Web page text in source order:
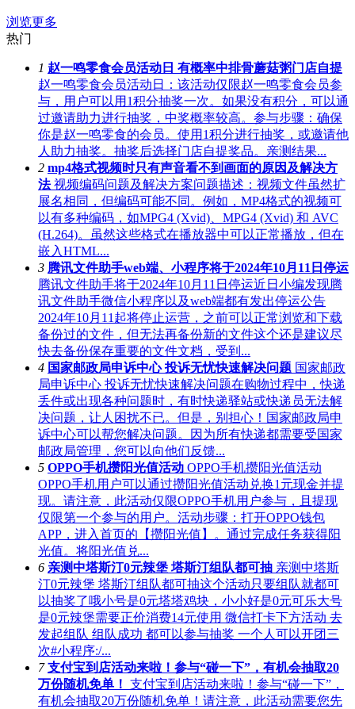
浏览更多
热门
1 赵一鸣零食会员活动日 有概率中排骨蘑菇粥门店自提
赵一鸣零食会员活动日：该活动仅限赵一鸣零食会员参
与，用户可以用1积分抽奖一次。如果没有积分，可以通
过邀请助力进行抽奖，中奖概率较高。参与步骤：确保
你是赵一鸣零食的会员。使用1积分进行抽奖，或邀请他
人助力抽奖。抽奖后选择门店自提奖品。亲测结果...
2 mp4格式视频时只有声音看不到画面的原因及解决方
法视频编码问题及解决方案问题描述：视频文件虽然扩
展名相同，但编码可能不同。例如，MP4格式的视频可
以有多种编码，如MPG4 (Xvid)、MPG4 (Xvid) 和 AVC
(H.264)。虽然这些格式在播放器中可以正常播放，但在
嵌入HTML...
3 腾讯文件助手web端、小程序将于2024年10月11日停运
腾讯文件助手将于2024年10月11日停运近日小编发现腾
讯文件助手微信小程序以及web端都有发出停运公告
2024年10月11起将停止运营，之前可以正常浏览和下载
备份过的文件，但无法再备份新的文件这个还是建议尽
快去备份保存重要的文件文档，受到...
4 国家邮政局申诉中心 投诉无忧快速解决问题 国家邮政
局申诉中心 投诉无忧快速解决问题在购物过程中，快递
丢件或出现各种问题时，有时快递驿站或快递员无法解
决问题，让人困扰不已。但是，别担心！国家邮政局申
诉中心可以帮您解决问题。因为所有快递都需要受国家
邮政局管理，您可以向他们反馈...
5 OPPO手机攒阳光值活动 OPPO手机攒阳光值活动
OPPO手机用户可以通过攒阳光值活动兑换1元现金并提
现。请注意，此活动仅限OPPO手机用户参与，且提现
仅限第一个参与的用户。活动步骤：打开OPPO钱包
APP，进入首页的【攒阳光值】。通过完成任务获得阳
光值。将阳光值兑...
6 亲测中塔斯汀0元辣堡 塔斯汀组队都可抽 亲测中塔斯
汀0元辣堡 塔斯汀组队都可抽这个活动只要组队就都可
以抽奖了哦小号是0元塔塔鸡块，小小好是0元可乐大号
是0元辣堡需要正价消费14元使用 微信打卡下方活动 去
发起组队 组队成功 都可以参与抽奖 一个人可以开团三
次#小程序:/...
7 支付宝到店活动来啦！参与“碰一下”，有机会抽取20
万份随机免单！ 支付宝到店活动来啦！参与“碰一下”，
有机会抽取20万份随机免单！请注意，此活动需要您先